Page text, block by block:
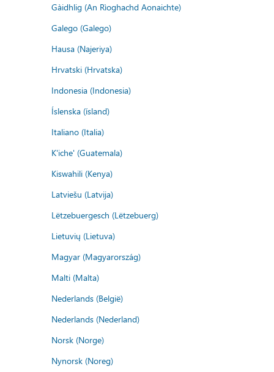
Gàidhlig (An Rìoghachd Aonaichte)
Galego (Galego)
Hausa (Najeriya)
Hrvatski (Hrvatska)
Indonesia (Indonesia)
Íslenska (ísland)
Italiano (Italia)
K'iche' (Guatemala)
Kiswahili (Kenya)
Latviešu (Latvija)
Lëtzebuergesch (Lëtzebuerg)
Lietuvių (Lietuva)
Magyar (Magyarország)
Malti (Malta)
Nederlands (België)
Nederlands (Nederland)
Norsk (Norge)
Nynorsk (Noreg)